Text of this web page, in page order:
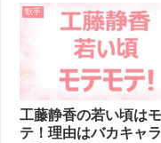
歌手
工藤静香の若い頃は
テ！理由はバカキャ